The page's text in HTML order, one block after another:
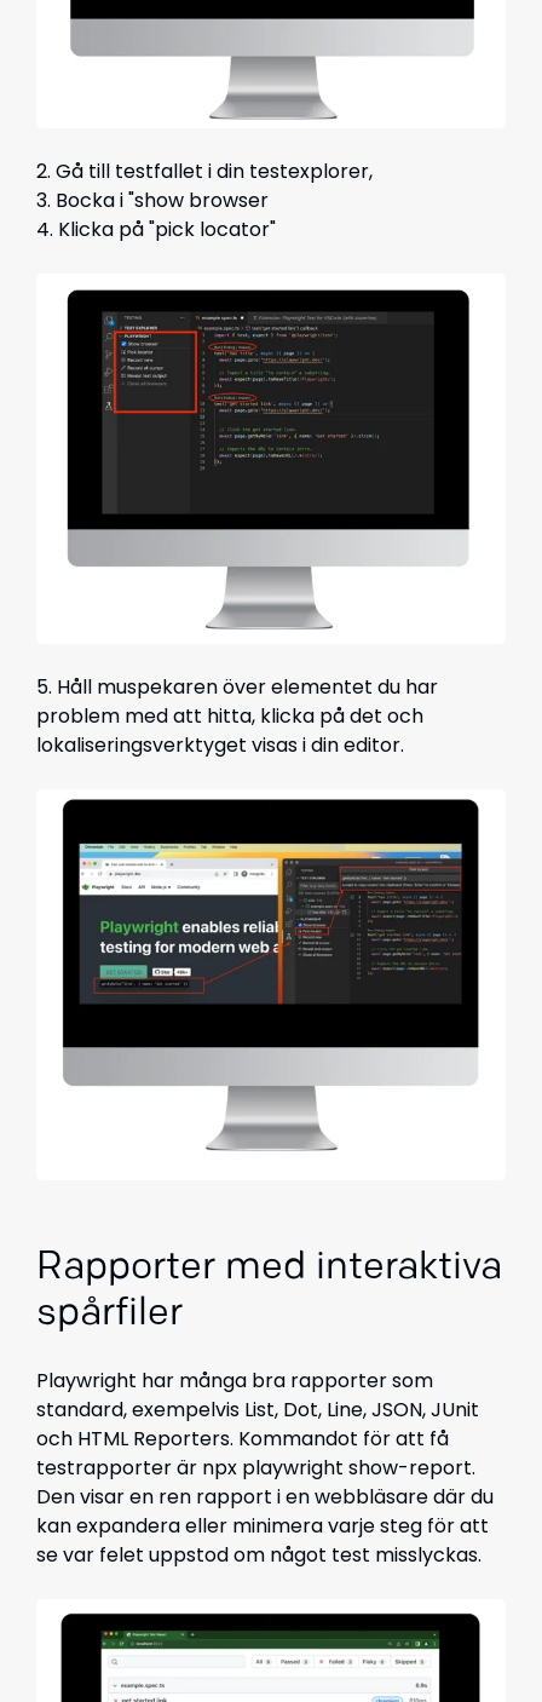
2. Gå till testfallet i din testexplorer,
3. Bocka i "show browser
4. Klicka på "pick locator"
5. Håll muspekaren över elementet du har
problem med att hitta, klicka på det och
lokaliseringsverktyget visas i din editor.
Rapporter med interaktiva
spårfiler
Playwright har många bra rapporter som
standard, exempelvis List, Dot, Line, JSON, JUnit
och HTML Reporters. Kommandot för att få
testrapporter är npx playwright show-report.
Den visar en ren rapport i en webbläsare där du
kan expandera eller minimera varje steg för att
se var felet uppstod om något test misslyckas.